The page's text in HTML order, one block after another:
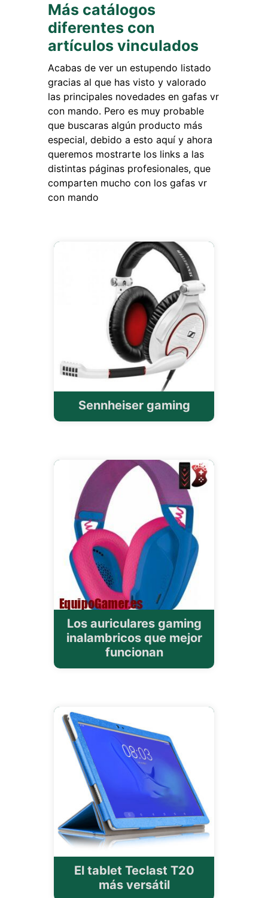
Más catálogos
diferentes con
artículos vinculados
Acabas de ver un estupendo listado
gracias al que has visto y valorado
las principales novedades en gafas vr
con mando. Pero es muy probable
que buscaras algún producto más
especial, debido a esto aquí y ahora
queremos mostrarte los links a las
distintas páginas profesionales, que
comparten mucho con los gafas vr
con mando
Sennheiser gaming
Los auriculares gaming
inalambricos que mejor
funcionan
El tablet Teclast T20
más versátil